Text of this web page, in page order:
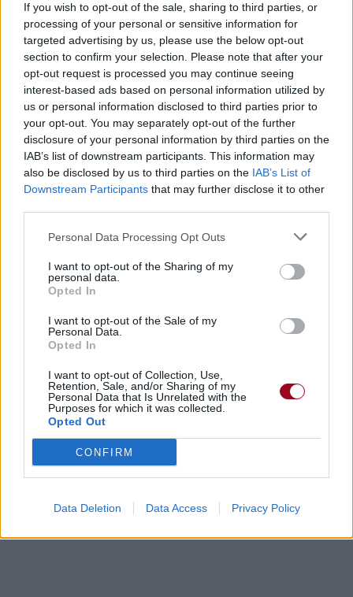
If you wish to opt-out of the sale, sharing to third parties, or
processing of your personal or sensitive information for
targeted advertising by us, please use the below opt-out
section to confirm your selection. Please note that after your
opt-out request is processed you may continue seeing
interest-based ads based on personal information utilized by
us or personal information disclosed to third parties prior to
your opt-out. You may separately opt-out of the further
disclosure of your personal information by third parties on the
IAB’s list of downstream participants. This information may
also be disclosed by us to third parties on the IAB’s List of
Downstream Participants that may further disclose it to other
Personal Data Processing Opt Outs
I want to opt-out of the Sharing of my
personal data.
Opted In
I want to opt-out of the Sale of my
Personal Data.
Opted In
I want to opt-out of Collection, Use,
Retention, Sale, and/or Sharing of my
Personal Data that Is Unrelated with the
Purposes for which it was collected.
Opted Out
CONFIRM
Data Deletion Data Access Privacy Policy
Pour prolonger le plaisir musical :
Vous aimez chanter, apprenez la guitare chez
Télécharger légalement les MP3 sur
Télécharger légalement les MP3 ou trouver le CD sur
Trouver des vinyles et des CD sur
Trouver un instrument de musique ou une partition au
meilleur prix sur
Paroles + Traduction Téléchargement
Vidéos
Commentaires
Commentaires
Dire «merci» pour cette traduction Corriger une erreur